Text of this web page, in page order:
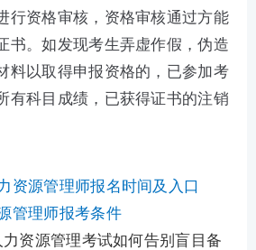
行资格审核，资格审核通过方能
书。如发现考生弄虚作假，伪造
料以取得申报资格的，已参加考
有科目成绩，已获得证书的注销
资源管理师报名时间及入口
管理师报考条件
资源管理考试如何告别盲目备